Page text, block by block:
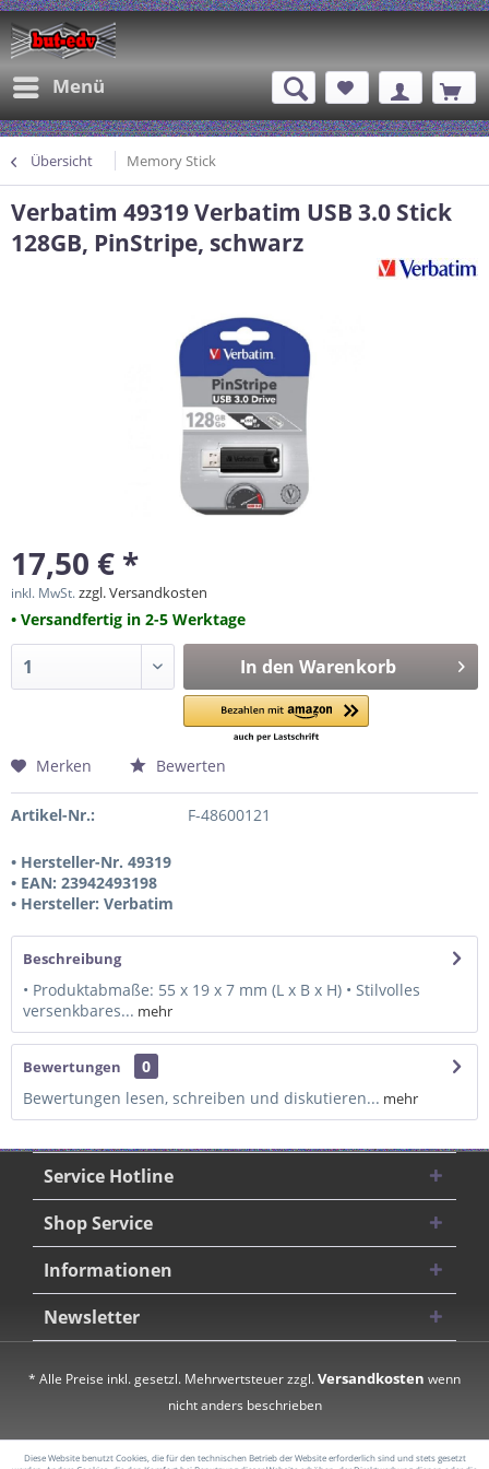
Menü
Übersicht Memory Stick
Verbatim 49319 Verbatim USB 3.0 Stick
128GB, PinStripe, schwarz
17,50 € *
inkl. MwSt.zzgl. Versandkosten
• Versandfertig in 2-5 Werktage
In den Warenkorb
Merken Bewerten
Artikel-Nr.: F-48600121
• Hersteller-Nr. 49319
• EAN: 23942493198
• Hersteller: Verbatim
Beschreibung
• Produktabmaße: 55 x 19 x 7 mm (L x B x H) • Stilvolles
versenkbares... mehr
Bewertungen
0
Bewertungen lesen, schreiben und diskutieren... mehr
Service Hotline
Shop Service
Informationen
Newsletter
* Alle Preise inkl. gesetzl. Mehrwertsteuer zzgl.Versandkosten wenn
nicht anders beschrieben
Diese Website benutzt Cookies, die für den technischen Betrieb der Website erforderlich sind und stets gesetzt